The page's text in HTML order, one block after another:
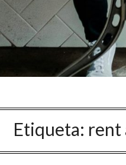
Etiqueta: rent